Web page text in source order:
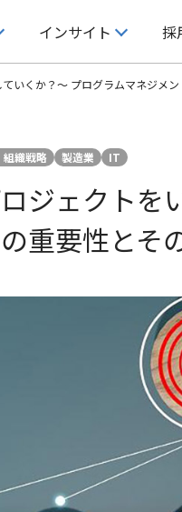
インサイト 採
ホワイトペーパー
新卒採用
社員インタビュー
会社概要
サステナビリティ
いくか？～ プログラムマネジメ
組織戦略 製造業 IT
ジェクトを
重要性とそ